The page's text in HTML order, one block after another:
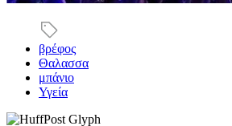
βρέφος
Θαλασσα
μπάνιο
Υγεία